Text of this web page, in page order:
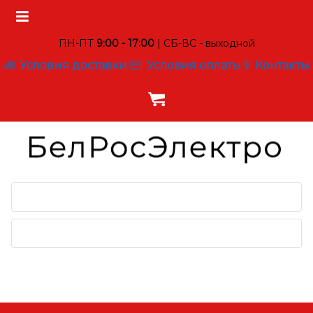
ПН-ПТ 9:00 - 17:00| СБ-ВС - выходной
Условия доставки Условия оплаты Контакты